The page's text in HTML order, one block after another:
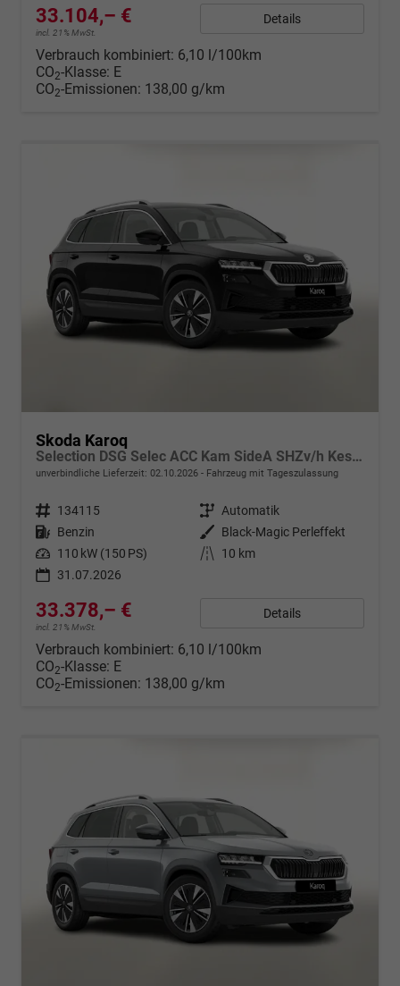
33.104,– €
incl. 21% MwSt.
Details
Verbrauch kombiniert: 6,10 l/100km
CO2-Klasse: E
CO2-Emissionen: 138,00 g/km
Skoda Karoq
Selection DSG Selec ACC Kam SideA SHZv/h Kessy SunS
unverbindliche Lieferzeit: 02.10.2026 Fahrzeug mit Tageszulassung
Fahrzeugnr. 134115 Getriebe Automatik
Kraftstoff Benzin Außenfarbe Black-Magic Perleffekt
Leistung 110 kW (150 PS) Kilometerstand
10 km
31.07.2026
33.378,– €
incl. 21% MwSt.
Details
Verbrauch kombiniert: 6,10 l/100km
CO2-Klasse: E
CO2-Emissionen: 138,00 g/km